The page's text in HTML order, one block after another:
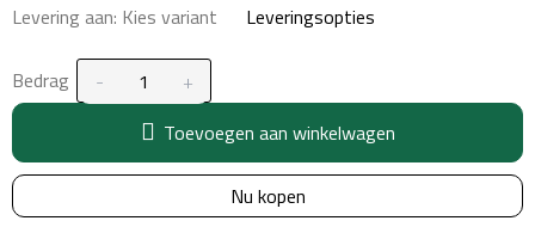
Levering aan: Kies variant Leveringsopties
Bedrag
Toevoegen aan winkelwagen
Nu kopen